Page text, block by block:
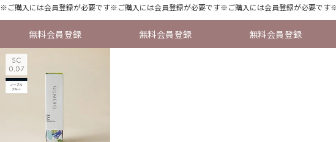
※ご購入には会員登録が必要です
無料会員登録
※ご購入には会員登録が必要です
無料会員登録
※ご購入には会員登録が必要です
無料会員登録